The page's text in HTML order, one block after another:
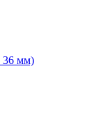
36 мм)